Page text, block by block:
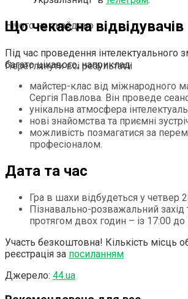
Нічого не знайдено
Переглянути всі результати
Що чекає на відвідувачів
Під час проведення інтелектуального
багато цікавого, наприклад:
майстер-клас від міжнародного
Сергія Павлова. Він проведе
унікальна атмосфера
нові знайомства та приємні
можливість позмагатися за
професіоналом.
Дата та час
Гра в шахи відбудеться у четвер
Пізнавально-розважальний захід
протягом двох годин – із 17:00 до
Участь безкоштовна! Кількість місць
реєстрація за посиланням
Джерело: 44.ua